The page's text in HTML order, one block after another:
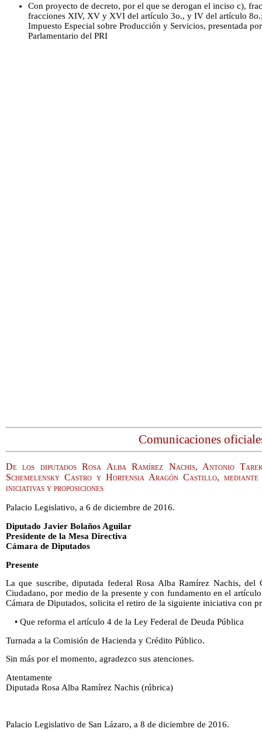
Con proyecto de decreto, por el que se derogan el inciso c),
fracciones XIV, XV y XVI del artículo 3o., y IV del artículo
Impuesto Especial sobre Producción y Servicios, presentada
Parlamentario del PRI
Comunicaciones
De los diputados Rosa Alba Ramírez Nachis, Antonio
Schemelensky Castro y Hortensia Aragón Castillo,
iniciativas y proposiciones
Palacio Legislativo, a 6 de diciembre de 2016.
Diputado Javier Bolaños Aguilar
Presidente de la Mesa Directiva
Cámara de Diputados
Presente
La que suscribe, diputada federal Rosa Alba Ramírez Nachis, del
Ciudadano, por medio de la presente y con fundamento en el
Cámara de Diputados, solicita el retiro de la siguiente iniciativa con
• Que reforma el artículo 4 de la Ley Federal de Deuda Pública
Turnada a la Comisión de Hacienda y Crédito Público.
Sin más por el momento, agradezco sus atenciones.
Atentamente
Diputada Rosa Alba Ramírez Nachis (rúbrica)
Palacio Legislativo de San Lázaro, a 8 de diciembre de 2016.